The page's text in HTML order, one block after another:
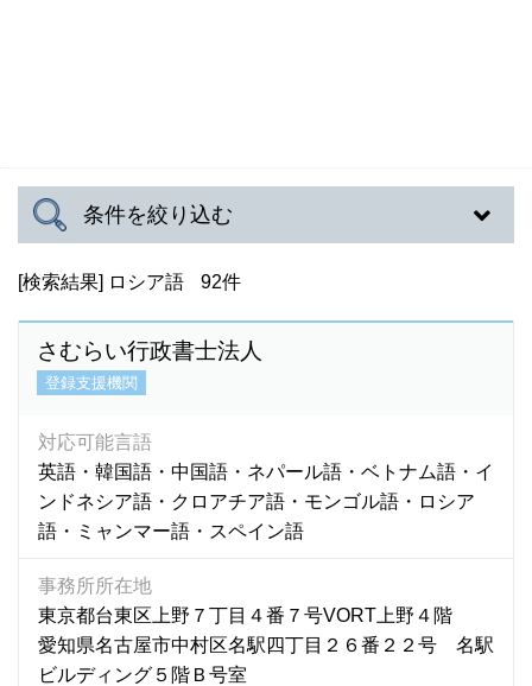
条件を絞り込む
対応可能地域
アラビア語
(13)
アゼルバイジャン語 (2)
アルメニア語
(1)
イロガノ語
イロンゴ語
(1)
インドネシア語 (4,136)
[検索結果] ロシア語 92件
さむらい行政書士法人
登録支援機関
対応可能言語
英語・韓国語・中国語・ネパール語・ベトナム語・イ
ンドネシア語・クロアチア語・モンゴル語・ロシア
語・ミャンマー語・スペイン語
事務所所在地
東京都台東区上野７丁目４番７号VORT上野４階
愛知県名古屋市中村区名駅四丁目２６番２２号 名駅
ビルディング５階Ｂ号室